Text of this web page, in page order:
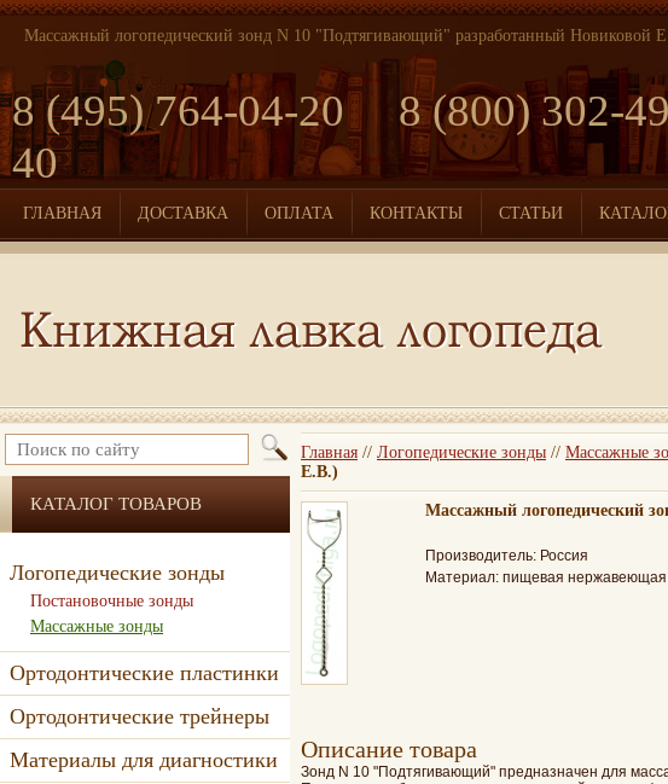
Массажный логопедический зонд N 10 "Подтягивающий" разработанный Новиковой
8 (495) 764-04-20 8 (800) 302-
40
ГЛАВНАЯ ДОСТАВКА ОПЛАТА КОНТАКТЫ СТАТЬИ
КАТАЛОГ ТОВАРОВ
Логопедические зонды
Постановочные зонды
Массажные зонды
Ортодонтические пластинки
Ортодонтические трейнеры
Материалы для диагностики
Главная // Логопедические зонды // Массажные
Е.В.)
Массажный логопедический
Производитель: Россия
Материал: пищевая нержавеющая
Oписание товара
Зонд N 10 "Подтягивающий" предназначен для